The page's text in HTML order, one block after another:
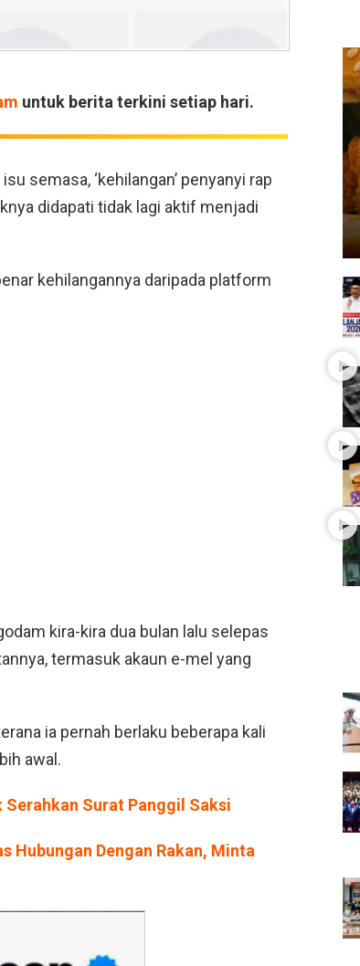
untuk berita terkini setiap hari.
semasa, ‘kehilangan’ penyanyi rap
didapati tidak lagi aktif menjadi
kehilangannya daripada platform
kira-kira dua bulan lalu selepas
termasuk akaun e-mel yang
ia pernah berlaku beberapa kali
awal.
Serahkan Surat Panggil Saksi
Hubungan Dengan Rakan, Minta